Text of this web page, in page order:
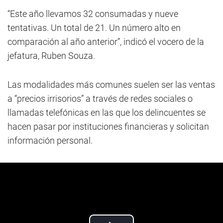
“Este año llevamos 32 consumadas y nueve
tentativas. Un total de 21. Un número alto en
comparación al año anterior”, indicó el vocero de la
jefatura, Ruben Souza.
Las modalidades más comunes suelen ser las ventas
a “precios irrisorios” a través de redes sociales o
llamadas telefónicas en las que los delincuentes se
hacen pasar por instituciones financieras y solicitan
información personal.